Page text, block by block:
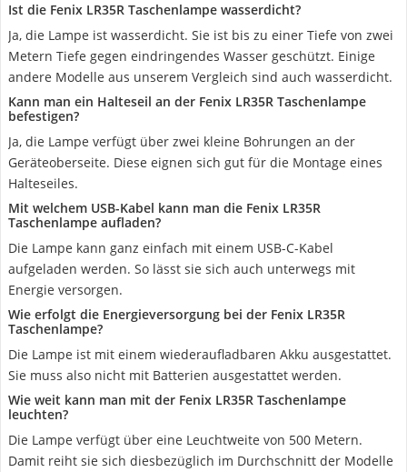
Ist die Fenix LR35R Taschenlampe wasserdicht?
Ja, die Lampe ist wasserdicht. Sie ist bis zu einer Tiefe von zwei
Metern Tiefe gegen eindringendes Wasser geschützt. Einige
andere Modelle aus unserem Vergleich sind auch wasserdicht.
Kann man ein Halteseil an der Fenix LR35R Taschenlampe
befestigen?
Ja, die Lampe verfügt über zwei kleine Bohrungen an der
Geräteoberseite. Diese eignen sich gut für die Montage eines
Halteseiles.
Mit welchem USB-Kabel kann man die Fenix LR35R
Taschenlampe aufladen?
Die Lampe kann ganz einfach mit einem USB-C-Kabel
aufgeladen werden. So lässt sie sich auch unterwegs mit
Energie versorgen.
Wie erfolgt die Energieversorgung bei der Fenix LR35R
Taschenlampe?
Die Lampe ist mit einem wiederaufladbaren Akku ausgestattet.
Sie muss also nicht mit Batterien ausgestattet werden.
Wie weit kann man mit der Fenix LR35R Taschenlampe
leuchten?
Die Lampe verfügt über eine Leuchtweite von 500 Metern.
Damit reiht sie sich diesbezüglich im Durchschnitt der Modelle